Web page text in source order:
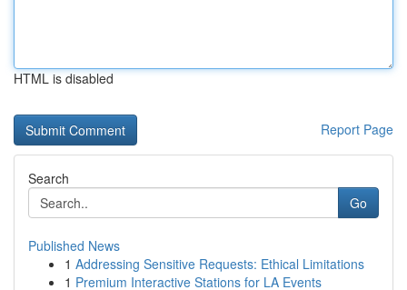
HTML is disabled
Report Page
Search
Go
Published News
1 Addressing Sensitive Requests: Ethical Limitations
1 Premium Interactive Stations for LA Events